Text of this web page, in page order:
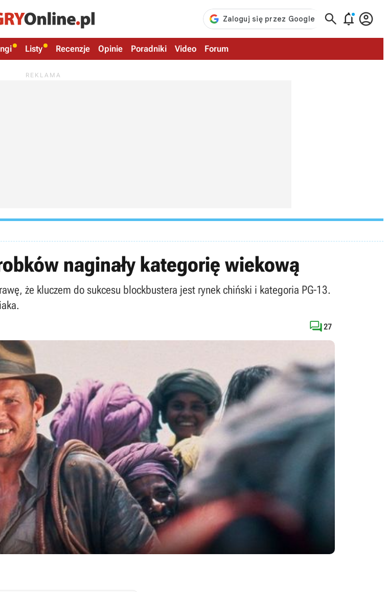
  
Listy Recenzje Opinie Poradniki Video Forum
naginały kategorię wiekową
że kluczem do sukcesu blockbustera jest rynek chiński i kategoria PG-13.
27